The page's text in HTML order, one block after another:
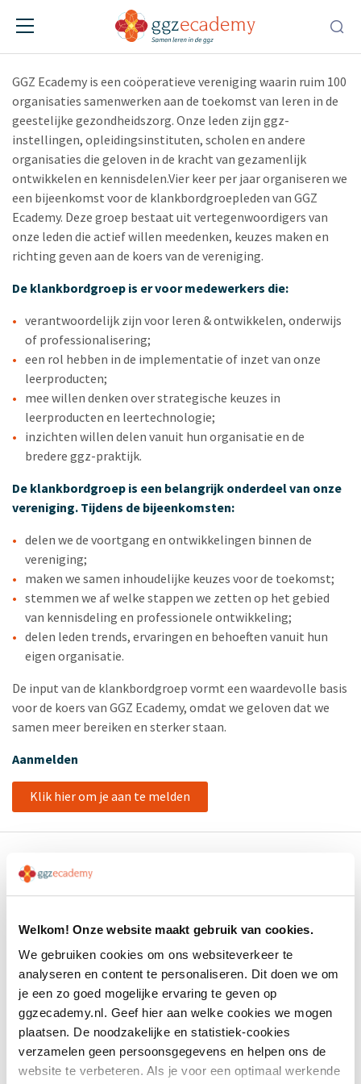
Welkom! Onze website maakt gebruik van cookies.
We gebruiken cookies om ons websiteverkeer te
analyseren en content te personaliseren. Dit doen we om
je een zo goed mogelijke ervaring te geven op
ggzecademy.nl. Geef hier aan welke cookies we mogen
plaatsen. De noodzakelijke en statistiek-cookies
verzamelen geen persoonsgegevens en helpen ons de
website te verbeteren. Als je voor een optimaal werkende
Klankbordgroepvergadering
09-12-2026• Online • 09:15:00 – 10:30:00
GGZ Ecademy is een coöperatieve vereniging waarin ruim 100
organisaties samenwerken aan de toekomst van leren in de
geestelijke gezondheidszorg. Onze leden zijn ggz-
instellingen, opleidingsinstituten, scholen en andere
organisaties die geloven in de kracht van gezamenlijk
ontwikkelen en kennisdelen.Vier keer per jaar organiseren we
een bijeenkomst voor de klankbordgroepleden van GGZ
Ecademy. Deze groep bestaat uit vertegenwoordigers van
onze leden die actief willen meedenken, keuzes maken en
richting geven aan de koers van de vereniging.
De klankbordgroep is er voor medewerkers die:
verantwoordelijk zijn voor leren & ontwikkelen, onderwijs
of professionalisering;
een rol hebben in de implementatie of inzet van onze
leerproducten;
mee willen denken over strategische keuzes in
leerproducten en leertechnologie;
inzichten willen delen vanuit hun organisatie en de
bredere ggz-praktijk.
De klankbordgroep is een belangrijk onderdeel van onze
vereniging. Tijdens de bijeenkomsten:
delen we de voortgang en ontwikkelingen binnen de
vereniging;
maken we samen inhoudelijke keuzes voor de toekomst;
stemmen we af welke stappen we zetten op het gebied
van kennisdeling en professionele ontwikkeling;
delen leden trends, ervaringen en behoeften vanuit hun
eigen organisatie.
De input van de klankbordgroep vormt een waardevolle basis
voor de koers van GGZ Ecademy, omdat we geloven dat we
samen meer bereiken en sterker staan.
Aanmelden
Klik hier om je aan te melden
Geneesmiddelen en somatiek
Herstel
Psychopathologie
Suïcidepreventie